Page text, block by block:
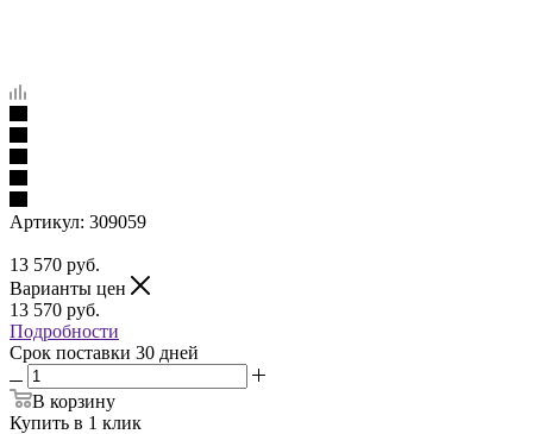
Артикул: 309059
13 570 руб.
Варианты цен
13 570 руб.
Подробности
Срок поставки 30 дней
В корзину
Купить в 1 клик